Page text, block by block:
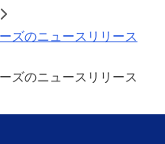
>
ズのニュースリリース
ズのニュースリリース